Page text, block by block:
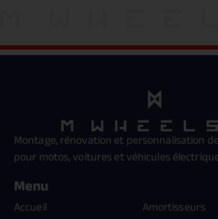
Montage, rénovation et personnalisation
pour motos, voitures et véhicules
Menu
Accueil
Amortisseurs